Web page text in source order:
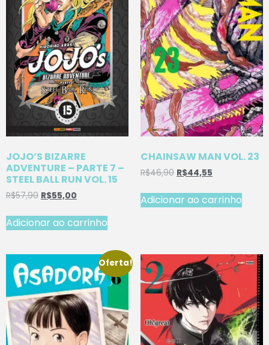
JOJO’S BIZARRE
ADVENTURE – PARTE 7 –
STEEL BALL RUN VOL. 15
R$57,90 R$55,00
Adicionar ao carrinho
CHAINSAW MAN VOL. 23
R$46,90 R$44,55
Adicionar ao carrinho
Oferta!